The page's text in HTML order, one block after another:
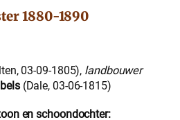
1880-1890
03-09-1805), landbouwer
(Dale, 03-06-1815)
en schoondochter: